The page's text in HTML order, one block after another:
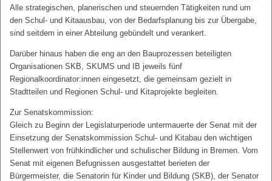
Alle strategischen, planerischen und steuernden Tätigkeiten rund um
den Schul- und Kitaausbau, von der Bedarfsplanung bis zur Übergabe,
sind seitdem in einer Abteilung gebündelt und verankert.
Darüber hinaus haben die eng an den Bauprozessen beteiligten
Organisationen SKB, SKUMS und IB jeweils fünf
Regionalkoordinator:innen eingesetzt, die gemeinsam gezielt in
Stadtteilen und Regionen Schul- und Kitaprojekte begleiten.
Zur Senatskommission:
Gleich zu Beginn der Legislaturperiode untermauerte der Senat mit der
Einsetzung der Senatskommission Schul- und Kitabau den wichtigen
Stellenwert von frühkindlicher und schulischer Bildung in Bremen. Vom
Senat mit eigenen Befugnissen ausgestattet berieten der
Bürgermeister, die Senatorin für Kinder und Bildung (SKB), der Senator